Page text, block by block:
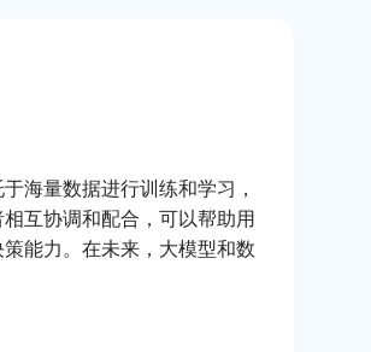
海量数据进行训练和学习，
互协调和配合，可以帮助用
能力。在未来，大模型和数